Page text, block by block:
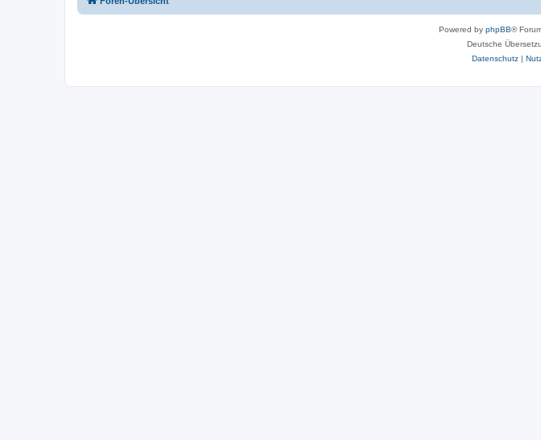
Powered by phpBB®
Deutsche
Datenschutz|